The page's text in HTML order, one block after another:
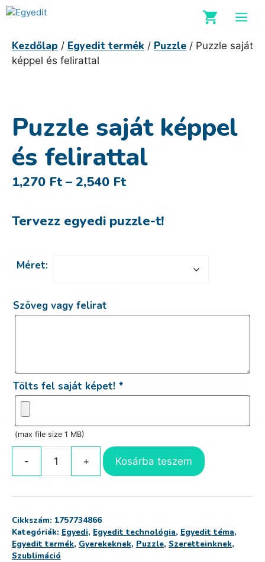
Kilépés
Kezdőlap / Egyedit termék / Puzzle / Puzzle saját
képpel és felirattal
Puzzle saját képpel
és felirattal
1,270 Ft – 2,540 FtÁrtartomány:
-
Tervezz egyedi puzzle-t!
Méret:
Szöveg vagy felirat
Tölts fel saját képet! *
(max file size 1 MB)
Puzzle
képpel
felirattal
mennyiség
Kosárba teszem
Cikkszám: 1757734866
Kategóriák: Egyedi, Egyedit technológia, Egyedit téma,
Egyedit termék, Gyerekeknek, Puzzle, Szeretteinknek,
Szublimáció